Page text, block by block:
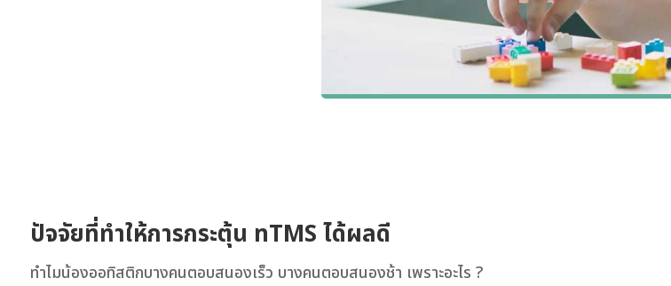
ปัจจัยที่ทำให้การกระตุ้น nTMS ได้ผลดี
ทำไมน้องออทิสติกบางคนตอบสนองเร็ว บางคนตอบสนองช้า เพราะอะไร ?